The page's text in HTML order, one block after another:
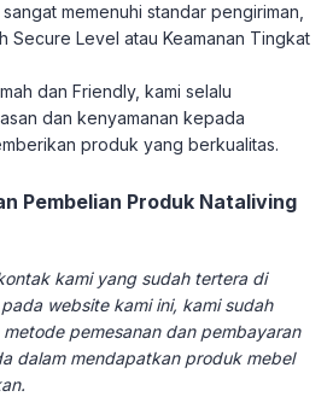
memenuhi standar pengiriman,
Secure Level atau Keamanan Tingkat
dan Friendly, kami selalu
dan kenyamanan kepada
produk yang berkualitas.
Pembelian Produk Nataliving
kami yang sudah tertera di
website kami ini, kami sudah
pemesanan dan pembayaran
dalam mendapatkan produk mebel